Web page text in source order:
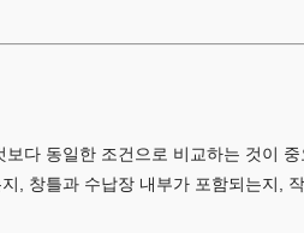
다 동일한 조건으로 비교하는 것이 중
, 창틀과 수납장 내부가 포함되는지,